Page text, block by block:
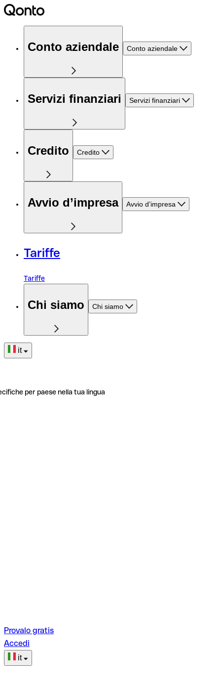
Conto aziendale Conto aziendale
Servizi finanziari Servizi finanziari
Credito Credito
Avvio d’impresa Avvio d’impresa
Tariffe
Tariffe
Chi siamo Chi siamo
it
per paese nella tua lingua
Provalo gratis
Accedi
it